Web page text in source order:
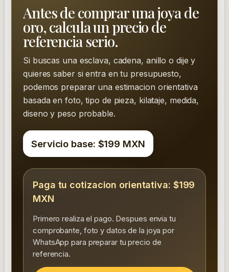
Antes de comprar una joya de
oro, calcula un precio de
referencia serio.
Si buscas una esclava, cadena, anillo o dije y
quieres saber si entra en tu presupuesto,
podemos preparar una estimacion orientativa
basada en foto, tipo de pieza, kilataje, medida,
diseno y peso probable.
Servicio base: $199 MXN
Paga tu cotizacion orientativa: $199
MXN
Primero realiza el pago. Despues envia tu
comprobante, foto y datos de la joya por
WhatsApp para preparar tu precio de
referencia.